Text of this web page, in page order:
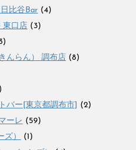
日比谷Bar (4)
東口店 (3)
んらん） 調布店 (8)
バー[東京都調布市]
(2)
ーレ (59)
）
(1)